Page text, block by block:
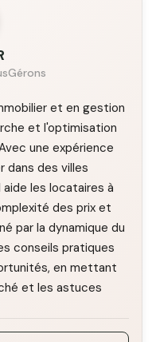
et en gestion
et l'optimisation
une expérience
dans des villes
aide les locataires à
des prix et
par la dynamique du
conseils pratiques
en mettant
et les astuces